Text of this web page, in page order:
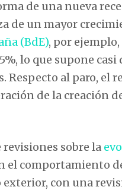
de una nueva
de un mayor
(BdE), por ejemplo,
lo que supone
al paro, el
de la creación
revisiones sobre la
el comportamiento
con una